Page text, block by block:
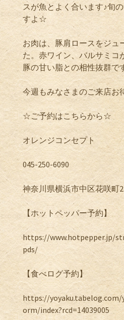
スが魚とよく合います♪旬
すよ☆
お肉は、豚肩ロースをジュ
た。赤ワイン、バルサミコ
豚の甘い脂との相性抜群で
今週もみなさまのご来店お
☆ご予約はこちらから☆
オレンジコンセプト
045-250-6090
神奈川県横浜市中区花咲町
【ホットペッパー予約】
https://www.hotpepper.jp/
pds/
【食べログ予約】
https://
orm/index?rcd=14039005